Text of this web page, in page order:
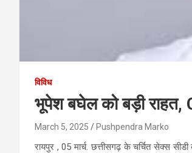
विविध
भूपेश बघेल को बड़ी राहत,
March 5, 2025 Pushpendra Marko
रायपुर , 05 मार्च. छत्तीसगढ़ के चर्चित सेक्स